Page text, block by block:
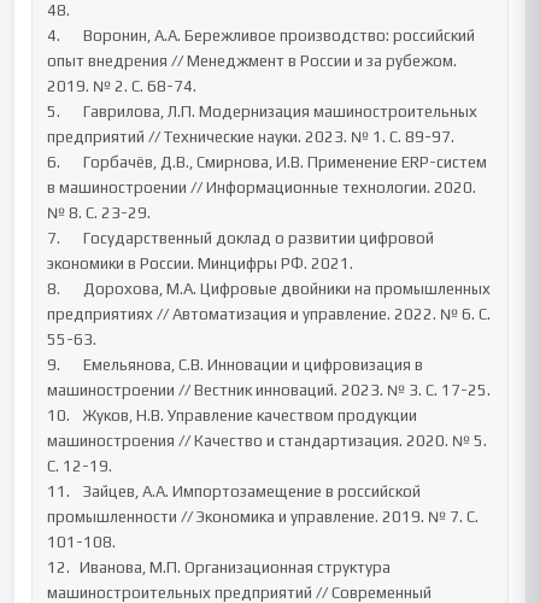
48.
4.	  Воронин, А.А. Бережливое производство: российский
опыт внедрения // Менеджмент в России и за рубежом.
2019. № 2. С. 68-74.
5.	  Гаврилова, Л.П. Модернизация машиностроительных
предприятий // Технические науки. 2023. № 1. С. 89-97.
6.	  Горбачёв, Д.В., Смирнова, И.В. Применение ERP-систем
в машиностроении // Информационные технологии. 2020.
№ 8. С. 23-29.
7.	  Государственный доклад о развитии цифровой
экономики в России. Минцифры РФ. 2021.
8.	  Дорохова, М.А. Цифровые двойники на промышленных
предприятиях // Автоматизация и управление. 2022. № 6. С.
55-63.
9.	  Емельянова, С.В. Инновации и цифровизация в
машиностроении // Вестник инноваций. 2023. № 3. С. 17-25.
10.	  Жуков, Н.В. Управление качеством продукции
машиностроения // Качество и стандартизация. 2020. № 5.
С. 12-19.
11.	  Зайцев, А.А. Импортозамещение в российской
промышленности // Экономика и управление. 2019. № 7. С.
101-108.
12.	 Иванова, М.П. Организационная структура
машиностроительных предприятий // Современный